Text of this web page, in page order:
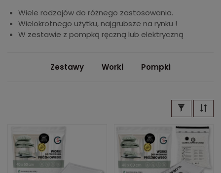
Wiele rodzajów do różnego zastosowania.
Wielokrotnego użytku, najgrubsze na rynku !
W zestawie z pompką ręczną lub elektryczną
Zestawy Worki Pompki